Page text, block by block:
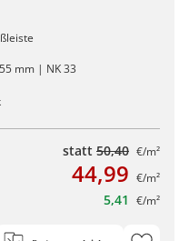
mm | NK 33
statt 50,40 €/m²
44,99 €/m²
5,41 €/m²